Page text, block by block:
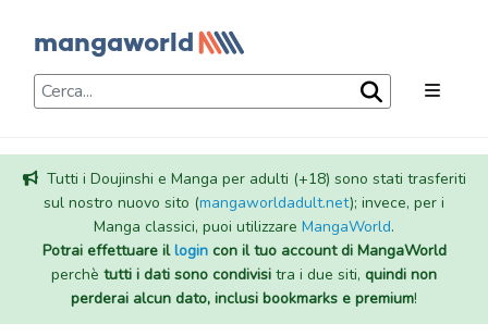
Tutti i Doujinshi e Manga per adulti (+18) sono stati trasferiti
sul nostro nuovo sito (mangaworldadult.net); invece, per i
Manga classici, puoi utilizzare MangaWorld.
Potrai effettuare illogincon il tuo account di MangaWorld
perchè tutti i dati sono condivisi tra i due siti, quindi non
perderai alcun dato, inclusi bookmarks e premium!